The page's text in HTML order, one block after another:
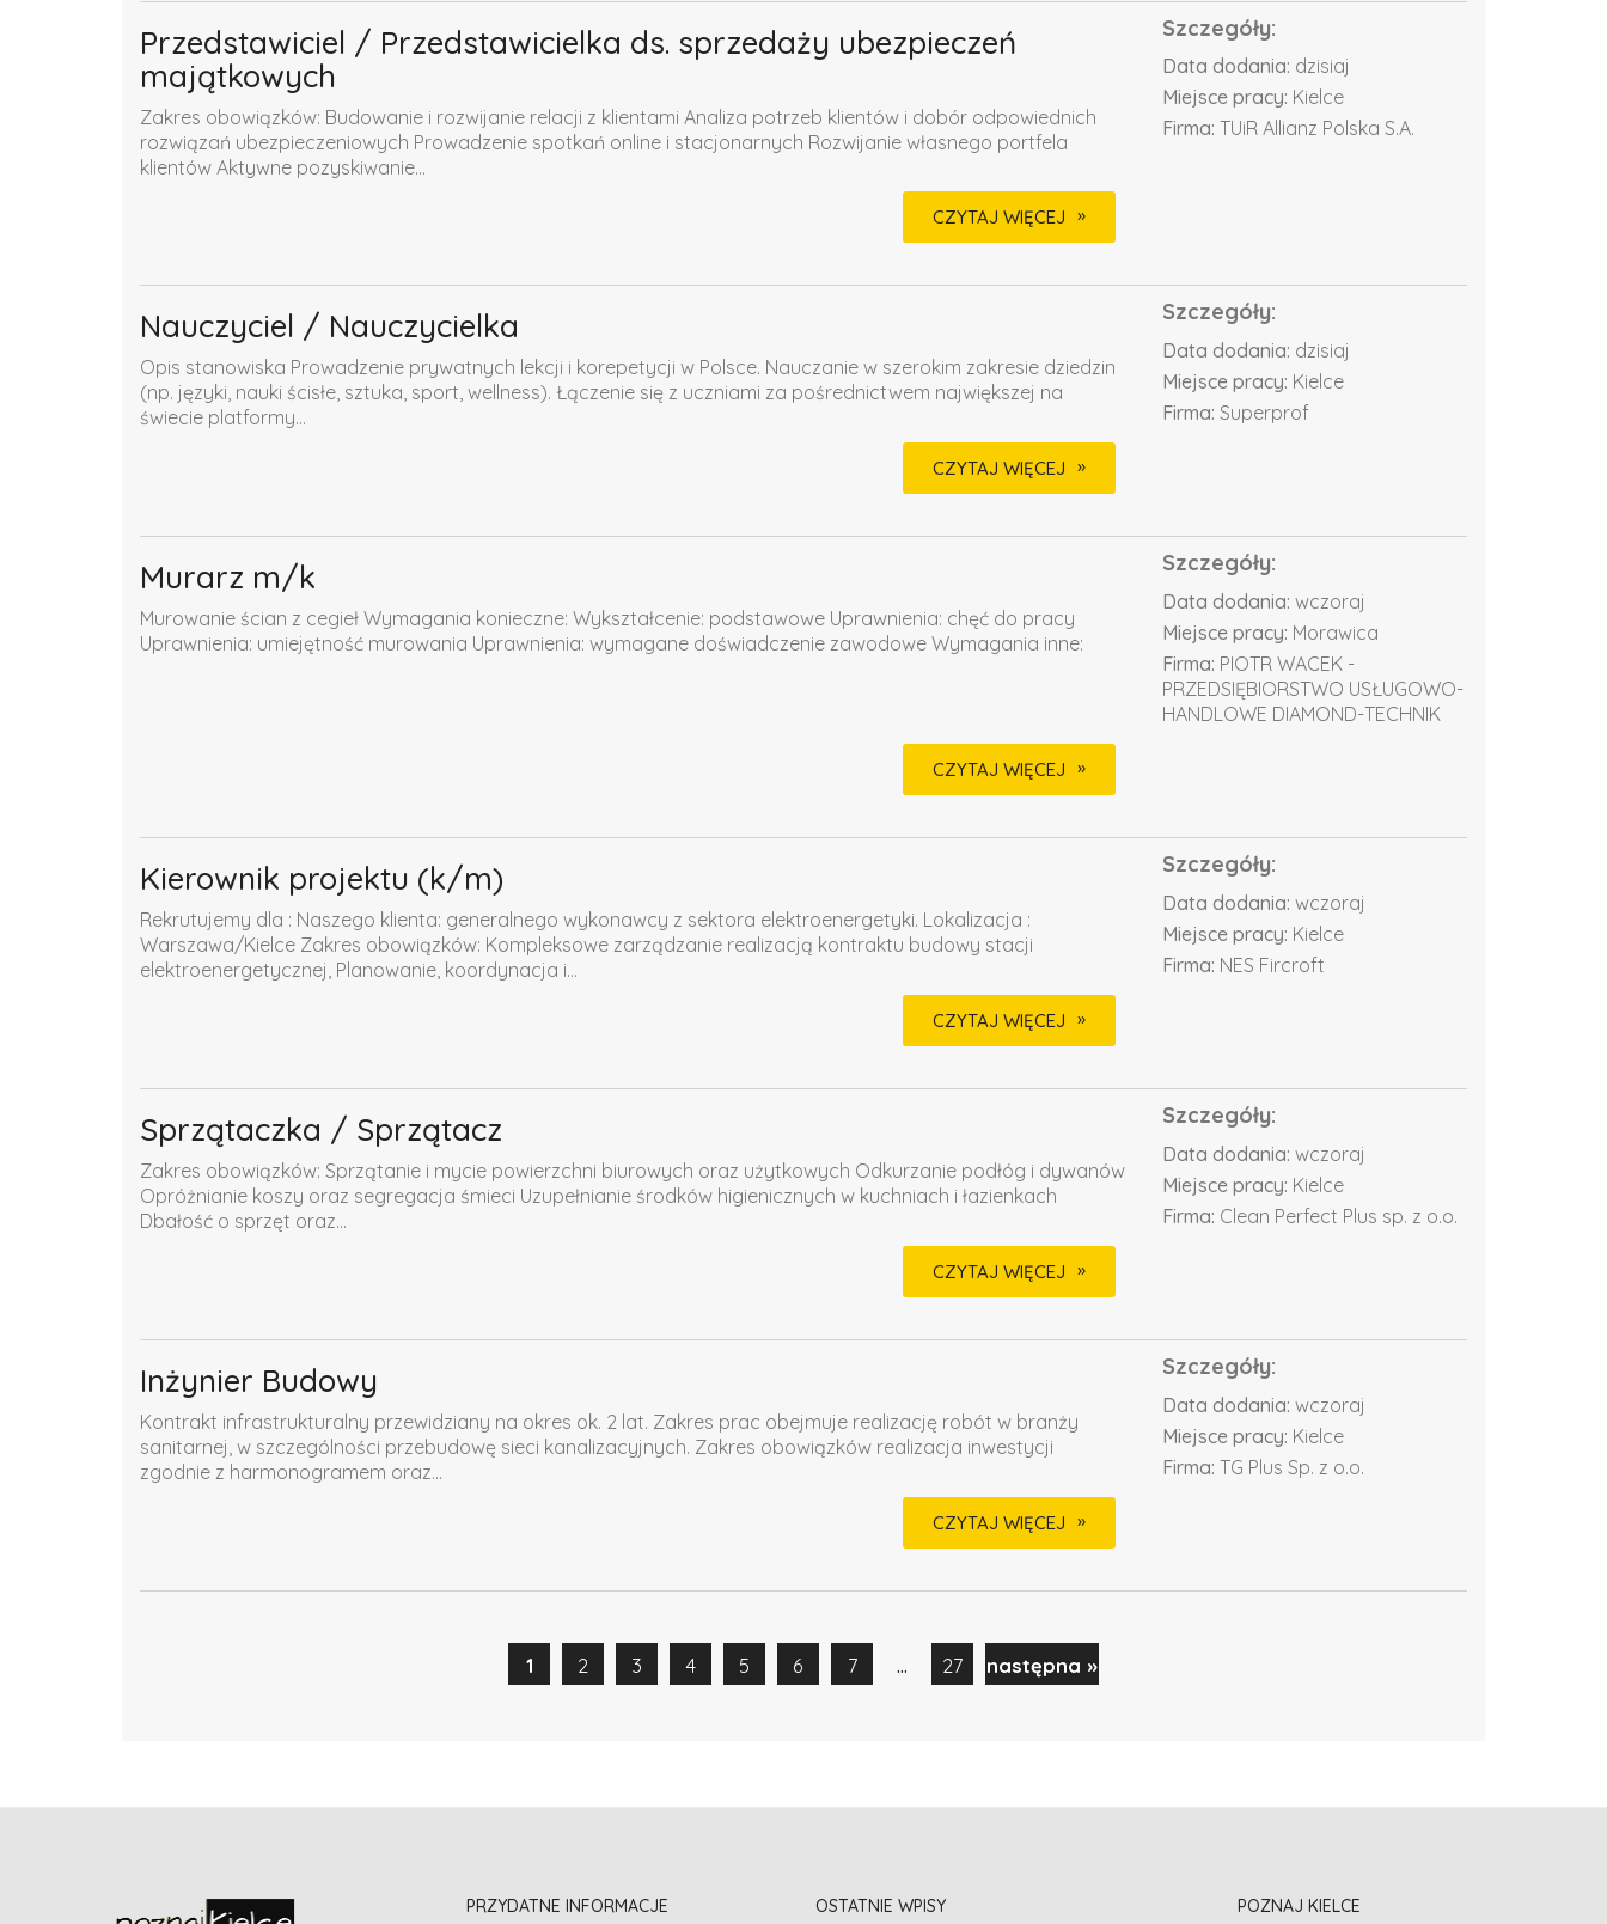
Przedstawiciel / Przedstawicielka ds. sprzedaży ubezpieczeń
majątkowych
Zakres obowiązków: Budowanie i rozwijanie relacji z klientami Analiza potrzeb klientów i dobór odpowiednich
rozwiązań ubezpieczeniowych Prowadzenie spotkań online i stacjonarnych Rozwijanie własnego portfela
klientów Aktywne pozyskiwanie...
Szczegóły:
Data dodania: dzisiaj
Miejsce pracy: Kielce
Firma: TUiR Allianz Polska S.A.
CZYTAJ WIĘCEJ
Nauczyciel / Nauczycielka
Opis stanowiska Prowadzenie prywatnych lekcji i korepetycji w Polsce. Nauczanie w szerokim zakresie dziedzin
(np. języki, nauki ścisłe, sztuka, sport, wellness). Łączenie się z uczniami za pośrednictwem największej na
świecie platformy...
Szczegóły:
Data dodania: dzisiaj
Miejsce pracy: Kielce
Firma: Superprof
CZYTAJ WIĘCEJ
Murarz m/k
Murowanie ścian z cegieł Wymagania konieczne: Wykształcenie: podstawowe Uprawnienia: chęć do pracy
Uprawnienia: umiejętność murowania Uprawnienia: wymagane doświadczenie zawodowe Wymagania inne:
Szczegóły:
Data dodania: wczoraj
Miejsce pracy: Morawica
Firma: PIOTR WACEK -
PRZEDSIĘBIORSTWO USŁUGOWO-
HANDLOWE DIAMOND-TECHNIK
CZYTAJ WIĘCEJ
Kierownik projektu (k/m)
Rekrutujemy dla : Naszego klienta: generalnego wykonawcy z sektora elektroenergetyki. Lokalizacja :
Warszawa/Kielce Zakres obowiązków: Kompleksowe zarządzanie realizacją kontraktu budowy stacji
elektroenergetycznej, Planowanie, koordynacja i...
Szczegóły:
Data dodania: wczoraj
Miejsce pracy: Kielce
Firma: NES Fircroft
CZYTAJ WIĘCEJ
Sprzątaczka / Sprzątacz
Zakres obowiązków: Sprzątanie i mycie powierzchni biurowych oraz użytkowych Odkurzanie podłóg i dywanów
Opróżnianie koszy oraz segregacja śmieci Uzupełnianie środków higienicznych w kuchniach i łazienkach
Dbałość o sprzęt oraz...
Szczegóły:
Data dodania: wczoraj
Miejsce pracy: Kielce
Firma: Clean Perfect Plus sp. z o.o.
CZYTAJ WIĘCEJ
Inżynier Budowy
Kontrakt infrastrukturalny przewidziany na okres ok. 2 lat. Zakres prac obejmuje realizację robót w branży
sanitarnej, w szczególności przebudowę sieci kanalizacyjnych. Zakres obowiązków realizacja inwestycji
zgodnie z harmonogramem oraz...
Szczegóły:
Data dodania: wczoraj
Miejsce pracy: Kielce
Firma: TG Plus Sp. z o.o.
CZYTAJ WIĘCEJ
1 2 3 4 5 6 7 ... 27 następna »
PRZYDATNE INFORMACJE OSTATNIE WPISY POZNAJ KIELCE